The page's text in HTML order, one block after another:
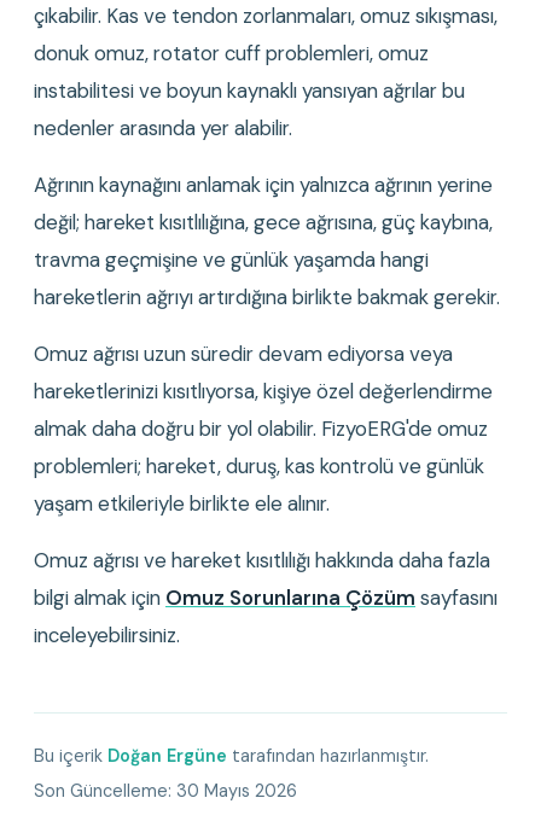
çıkabilir. Kas ve tendon zorlanmaları, omuz sıkışması,
donuk omuz, rotator cuff problemleri, omuz
instabilitesi ve boyun kaynaklı yansıyan ağrılar bu
nedenler arasında yer alabilir.
Ağrının kaynağını anlamak için yalnızca ağrının yerine
değil; hareket kısıtlılığına, gece ağrısına, güç kaybına,
travma geçmişine ve günlük yaşamda hangi
hareketlerin ağrıyı artırdığına birlikte bakmak gerekir.
Omuz ağrısı uzun süredir devam ediyorsa veya
hareketlerinizi kısıtlıyorsa, kişiye özel değerlendirme
almak daha doğru bir yol olabilir. FizyoERG'de omuz
problemleri; hareket, duruş, kas kontrolü ve günlük
yaşam etkileriyle birlikte ele alınır.
Omuz ağrısı ve hareket kısıtlılığı hakkında daha fazla
bilgi almak için Omuz Sorunlarına Çözüm sayfasını
inceleyebilirsiniz.
Bu içerik Doğan Ergüne tarafından hazırlanmıştır.
Son Güncelleme: 30 Mayıs 2026